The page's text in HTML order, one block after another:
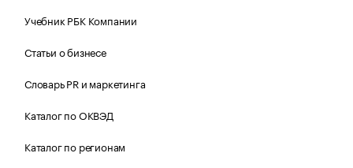
Учебник РБК Компании
Статьи о бизнесе
Словарь PR и маркетинга
Каталог по ОКВЭД
Каталог по регионам